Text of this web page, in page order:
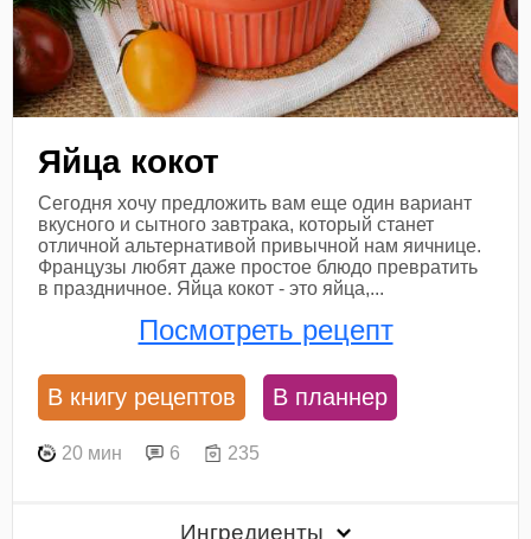
Яйца кокот
Сегодня хочу предложить вам еще один вариант
вкусного и сытного завтрака, который станет
отличной альтернативой привычной нам яичнице.
Французы любят даже простое блюдо превратить
в праздничное. Яйца кокот - это яйца,...
Посмотреть рецепт
В книгу рецептов В планнер
20 мин 6 235
Ингредиенты